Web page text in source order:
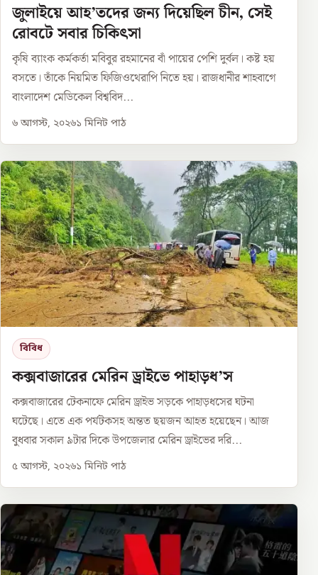
জুলাইয়ে আহ’তদের জন্য দিয়েছিল চীন, সেই
রোবটে সবার চিকিৎসা
কৃষি ব্যাংক কর্মকর্তা মবিবুর রহমানের বাঁ পায়ের পেশি দুর্বল। কষ্ট হয়
বসতে। তাঁকে নিয়মিত ফিজিওথেরাপি নিতে হয়। রাজধানীর শাহবাগে
বাংলাদেশ মেডিকেল বিশ্ববিদ...
৬ আগস্ট, ২০২৬১ মিনিট পাঠ
বিবিধ
কক্সবাজারের মেরিন ড্রাইভে পাহাড়ধ’স
কক্সবাজারের টেকনাফে মেরিন ড্রাইভ সড়কে পাহাড়ধসের ঘটনা
ঘটেছে। এতে এক পর্যটকসহ অন্তত ছয়জন আহত হয়েছেন। আজ
বুধবার সকাল ৯টার দিকে উপজেলার মেরিন ড্রাইভের দরি...
৫ আগস্ট, ২০২৬১ মিনিট পাঠ